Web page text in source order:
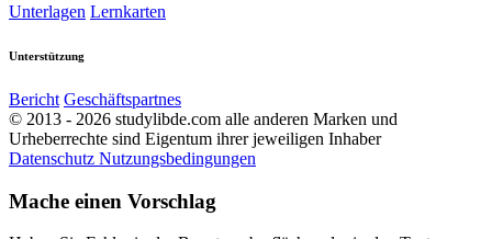
Unterlagen Lernkarten
Unterstützung
Bericht Geschäftspartnes
© 2013 - 2026 studylibde.com alle anderen Marken und
Urheberrechte sind Eigentum ihrer jeweiligen Inhaber
Datenschutz Nutzungsbedingungen
Mache einen Vorschlag